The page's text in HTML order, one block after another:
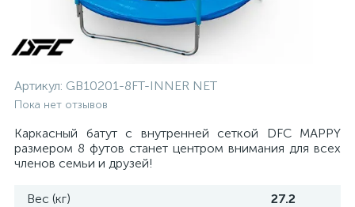
Артикул: GB10201-8FT-INNER NET
Пока нет отзывов
Каркасный батут с внутренней сеткой DFC MAPPY
размером 8 футов станет центром внимания для всех
членов семьи и друзей!
Вес (кг)
27.2